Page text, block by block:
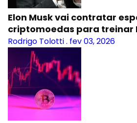
Elon Musk vai contratar
criptomoedas para treinar
Rodrigo Tolotti. fev 03, 2026